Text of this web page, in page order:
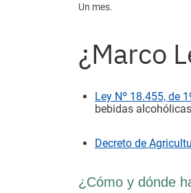
Un mes.
¿Marco
Ley Nº 18.455, de
bebidas
Decreto de
¿Cómo y dónde